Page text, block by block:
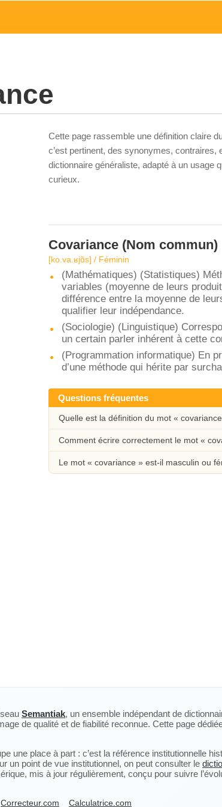
Cette page rassemble une définition claire
c’est pertinent, des synonymes, contraires,
dictionnaire généraliste, adapté à un usage
curieux.
Covariance (Nom commun)
[ko.va.ʁjɑ̃s] / Féminin
(Mathématiques) (Statistiques)
variables (moyenne de leurs
différence entre la moyenne de
qualifier leur indépendance.
(Sociologie) (Linguistique)
un certain parler inhérent à cette
(Programmation informatique) En
d’une méthode qui hérite par
Questions fréquentes
Quelle est la définition du mot «
Comment écrire correctement le mot «
Le mot « covariance » est-il masculin ou
Semantiak, un ensemble indépendant de
de qualité et de fiabilité reconnue. Cette page
une place à part : c’est la référence institutionnelle
un point de vue institutionnel, on peut consulter le
mis à jour régulièrement, conçu pour suivre
Correcteur.com Calculatrice.com